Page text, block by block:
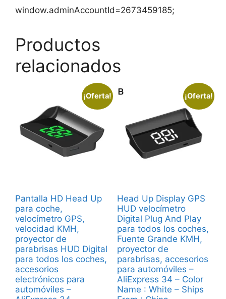
window.adminAccountId=2673459185;
Productos
relacionados
¡Oferta!
Pantalla HD Head Up
para coche,
velocímetro GPS,
velocidad KMH,
proyector de
parabrisas HUD Digital
para todos los coches,
accesorios
electrónicos para
automóviles –
¡Oferta!
Head Up Display GPS
HUD velocímetro
Digital Plug And Play
para todos los coches,
Fuente Grande KMH,
proyector de
parabrisas, accesorios
para automóviles –
AliExpress 34 – Color
Name : White – Ships